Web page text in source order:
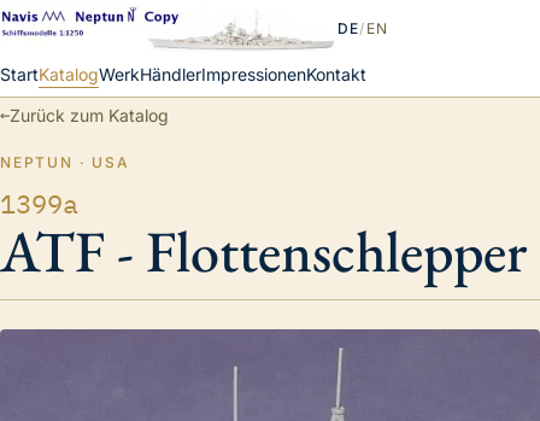
StartKatalogWerkHändlerImpressionenKontakt
DE/ EN
←Zurück zum Katalog
NEPTUN · USA
1399a
ATF - Flottenschlepper